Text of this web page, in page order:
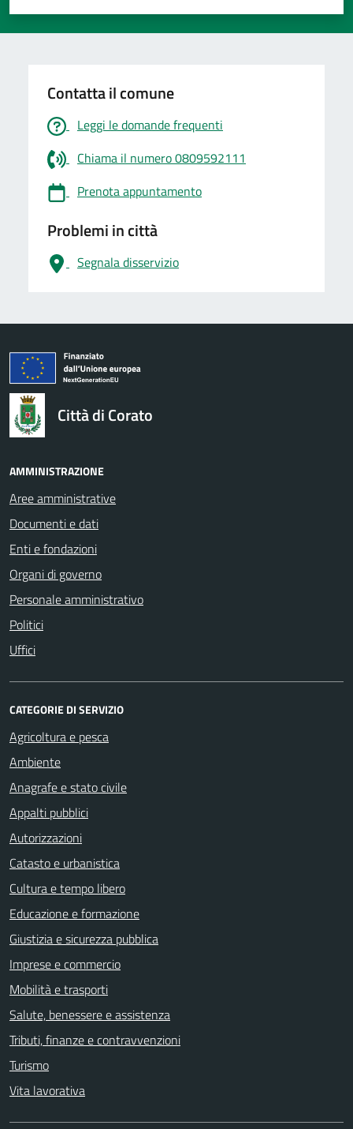
Valuta 5 stelle su 5
Valuta 4 stelle su 5
Valuta 3 stelle su 5
Valuta 2 stelle su 5
Valuta 1 stelle su 5
Contatta il comune
Leggi le domande frequenti
Chiama il numero 0809592111
Prenota appuntamento
Problemi in città
Segnala disservizio
logo Unione Europea
Città di Corato
AMMINISTRAZIONE
Aree amministrative
Documenti e dati
Enti e fondazioni
Organi di governo
Personale amministrativo
Politici
Uffici
CATEGORIE DI SERVIZIO
Agricoltura e pesca
Ambiente
Anagrafe e stato civile
Appalti pubblici
Autorizzazioni
Catasto e urbanistica
Cultura e tempo libero
Educazione e formazione
Giustizia e sicurezza pubblica
Imprese e commercio
Mobilità e trasporti
Salute, benessere e assistenza
Tributi, finanze e contravvenzioni
Turismo
Vita lavorativa